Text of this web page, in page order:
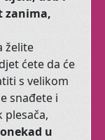
sat
tečaja,
se !
zanima,
želite
ćete da će
s velikom
snađete i
u